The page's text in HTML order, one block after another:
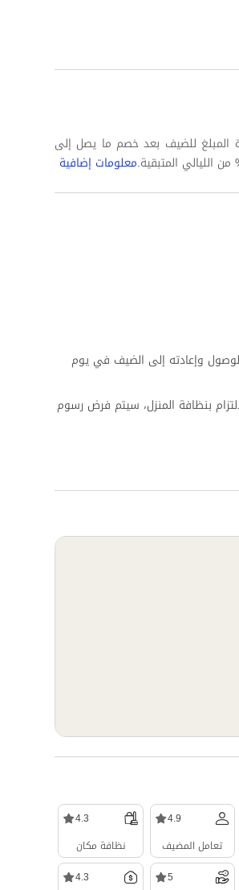
يتم إعادة المبلغ للضيف بعد خصم ما يصل إلى
معلومات إضافية
وإعادته إلى الضيف في يوم
بنظافة المنزل، سيتم فرض رسوم
4.9
تعامل المضيف
4.3
نظافة مكان
5
4.3